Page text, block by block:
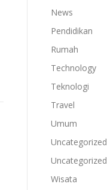
News
Pendidikan
Rumah
Technology
Teknologi
Travel
Umum
Uncategorized
Uncategorized
Wisata